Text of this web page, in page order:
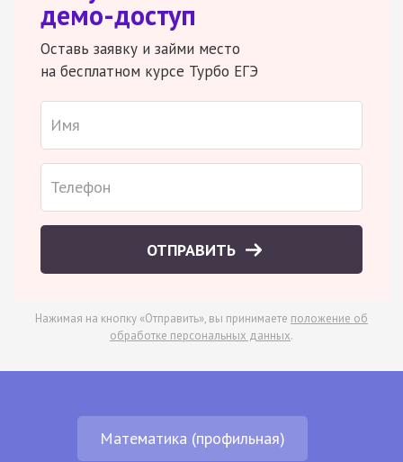
демо-доступ
Оставь заявку и займи место
на бесплатном курсе Турбо ЕГЭ
ОТПРАВИТЬ
Нажимая на кнопку «Отправить», вы принимаете положение об
обработке персональных данных.
Математика (профильная)